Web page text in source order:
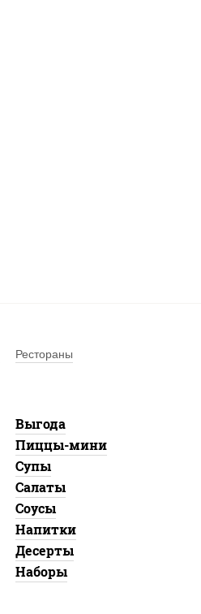
Рестораны
Выгода
Пиццы-мини
Супы
Салаты
Соусы
Напитки
Десерты
Наборы